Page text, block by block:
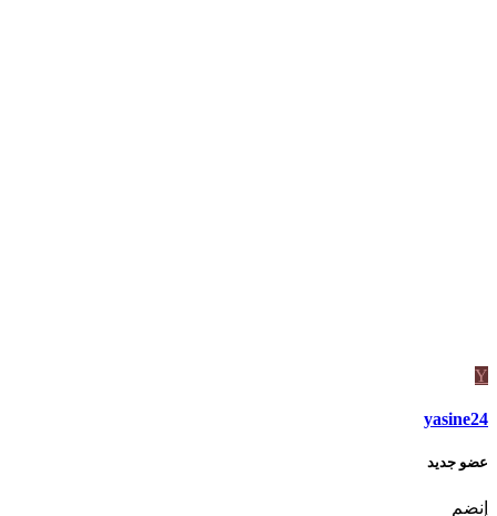
Y
yasine24
عضو جديد
إنضم